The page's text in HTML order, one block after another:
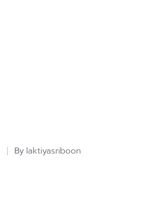
Posted
By laktiyasriboon